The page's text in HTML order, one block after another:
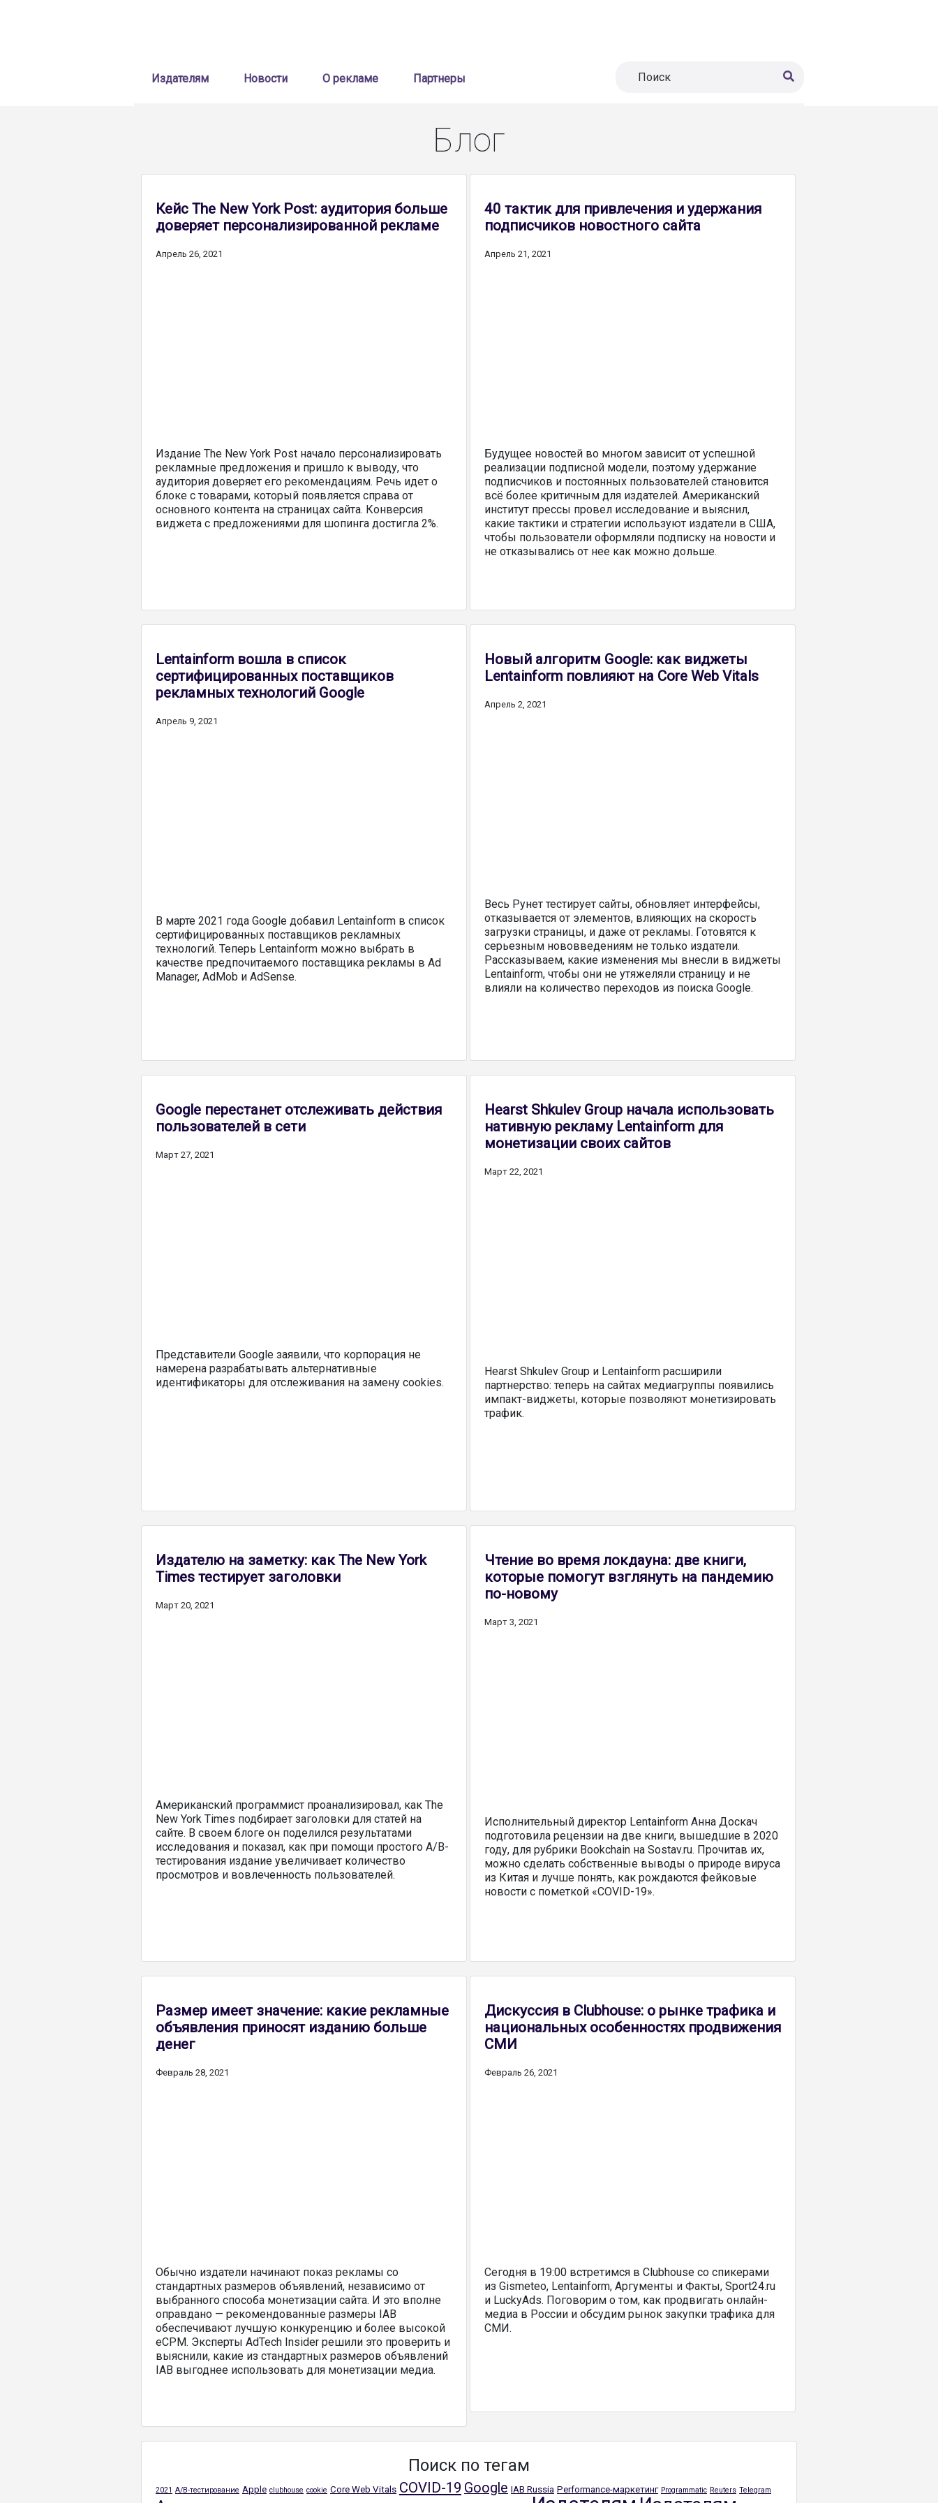
Издателям Новости О рекламе Партнеры
Блог
Кейс The New York Post: аудитория больше
доверяет персонализированной рекламе
Апрель 26, 2021
Издание The New York Post начало персонализировать
рекламные предложения и пришло к выводу, что
аудитория доверяет его рекомендациям. Речь идет о
блоке с товарами, который появляется справа от
основного контента на страницах сайта. Конверсия
виджета с предложениями для шопинга достигла 2%.
40 тактик для привлечения и удержания
подписчиков новостного сайта
Апрель 21, 2021
Будущее новостей во многом зависит от успешной
реализации подписной модели, поэтому удержание
подписчиков и постоянных пользователей становится
всё более критичным для издателей. Американский
институт прессы провел исследование и выяснил,
какие тактики и стратегии используют издатели в США,
чтобы пользователи оформляли подписку на новости и
не отказывались от нее как можно дольше.
Lentainform вошла в список
сертифицированных поставщиков
рекламных технологий Google
Апрель 9, 2021
В марте 2021 года Google добавил Lentainform в список
сертифицированных поставщиков рекламных
технологий. Теперь Lentainform можно выбрать в
качестве предпочитаемого поставщика рекламы в Ad
Manager, AdMob и AdSense.
Новый алгоритм Google: как виджеты
Lentainform повлияют на Core Web Vitals
Апрель 2, 2021
Весь Рунет тестирует сайты, обновляет интерфейсы,
отказывается от элементов, влияющих на скорость
загрузки страницы, и даже от рекламы. Готовятся к
серьезным нововведениям не только издатели.
Рассказываем, какие изменения мы внесли в виджеты
Lentainform, чтобы они не утяжеляли страницу и не
влияли на количество переходов из поиска Google.
Google перестанет отслеживать действия
пользователей в сети
Март 27, 2021
Представители Google заявили, что корпорация не
намерена разрабатывать альтернативные
идентификаторы для отслеживания на замену cookies.
Hearst Shkulev Group начала использовать
нативную рекламу Lentainform для
монетизации своих сайтов
Март 22, 2021
Hearst Shkulev Group и Lentainform расширили
партнерство: теперь на сайтах медиагруппы появились
импакт-виджеты, которые позволяют монетизировать
трафик.
Издателю на заметку: как The New York
Times тестирует заголовки
Март 20, 2021
Американский программист проанализировал, как The
New York Times подбирает заголовки для статей на
сайте. В своем блоге он поделился результатами
исследования и показал, как при помощи простого A/B-
тестирования издание увеличивает количество
просмотров и вовлеченность пользователей.
Чтение во время локдауна: две книги,
которые помогут взглянуть на пандемию
по-новому
Март 3, 2021
Исполнительный директор Lentainform Анна Доскач
подготовила рецензии на две книги, вышедшие в 2020
году, для рубрики Bookchain на Sostav.ru. Прочитав их,
можно сделать собственные выводы о природе вируса
из Китая и лучше понять, как рождаются фейковые
новости c пометкой «COVID-19».
Размер имеет значение: какие рекламные
объявления приносят изданию больше
денег
Февраль 28, 2021
Обычно издатели начинают показ рекламы со
стандартных размеров объявлений, независимо от
выбранного способа монетизации сайта. И это вполне
оправдано — рекомендованные размеры IAB
обеспечивают лучшую конкуренцию и более высокой
eCPM. Эксперты AdTech Insider решили это проверить и
выяснили, какие из стандартных размеров объявлений
IAB выгоднее использовать для монетизации медиа.
Дискуссия в Clubhouse: о рынке трафика и
национальных особенностях продвижения
СМИ
Февраль 26, 2021
Сегодня в 19:00 встретимся в Clubhouse со спикерами
из Gismeteo, Lentainform, Аргументы и Факты, Sport24.ru
и LuckyAds. Поговорим о том, как продвигать онлайн-
медиа в России и обсудим рынок закупки трафика для
СМИ.
Поиск по тегам
2021 A/B-тестирование Apple clubhouse cookie Core Web Vitals COVID-19 Google IAB Russia Performance-маркетинг Programmatic Reuters Telegram